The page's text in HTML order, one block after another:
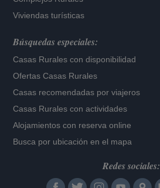
Viviendas turísticas
Búsquedas especiales:
Casas Rurales con disponibilidad
Ofertas Casas Rurales
Casas recomendadas por viajeros
Casas Rurales con actividades
Alojamientos con reserva online
Busca por ubicación en el mapa
Redes sociales: